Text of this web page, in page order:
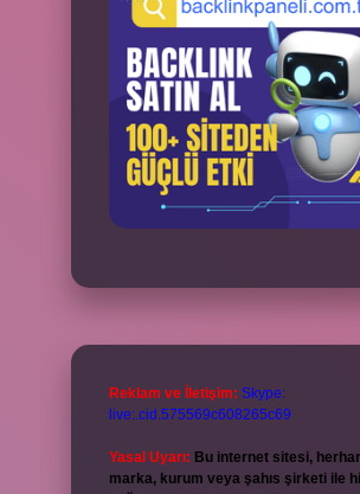
Reklam ve İletişim: Skype:
live:.cid.575569c608265c69
Yasal Uyarı: Bu internet sitesi,
marka, kurum veya şahıs şirketi ile